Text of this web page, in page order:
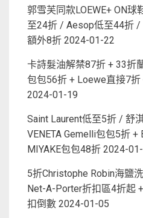
郭雪芙同款LOEWE+ ON
至24折 / Aesop低至44折
額外8折 2024-01-22
卡詩髮油解禁87折 + 33折
包包56折 + Loewe直接7
2024-01-19
Saint Laurent低至5折 / 舒
VENETA Gemelli包包5折 +
MIYAKE包包48折 2024-
5折Christophe Robin海鹽
Net-A-Porter折扣區4折起
扣倒數 2024-01-05